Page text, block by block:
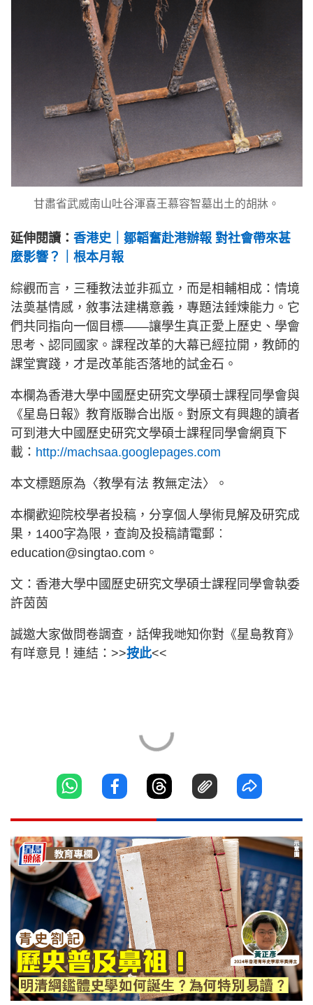
甘肅省武威南山吐谷渾喜王慕容智墓出土的胡牀。
延伸閱讀： 香港史｜鄒韜奮赴港辦報 對社會帶來甚
麼影響？｜根本月報
綜觀而言，三種教法並非孤立，而是相輔相成：情境
法奠基情感，敘事法建構意義，專題法錘煉能力。它
們共同指向一個目標——讓學生真正愛上歷史、學會
思考、認同國家。課程改革的大幕已經拉開，教師的
課堂實踐，才是改革能否落地的試金石。
本欄為香港大學中國歷史研究文學碩士課程同學會與
《星島日報》教育版聯合出版。對原文有興趣的讀者
可到港大中國歷史研究文學碩士課程同學會網頁下
載： http://machsaa.googlepages.com
本文標題原為〈教學有法 教無定法〉。
本欄歡迎院校學者投稿，分享個人學術見解及研究成
果，1400字為限，查詢及投稿請電郵︰
education@singtao.com。
文：香港大學中國歷史研究文學碩士課程同學會執委
許茵茵
誠邀大家做問卷調查，話俾我哋知你對《星島教育》
有咩意見！連結：>>按此<<